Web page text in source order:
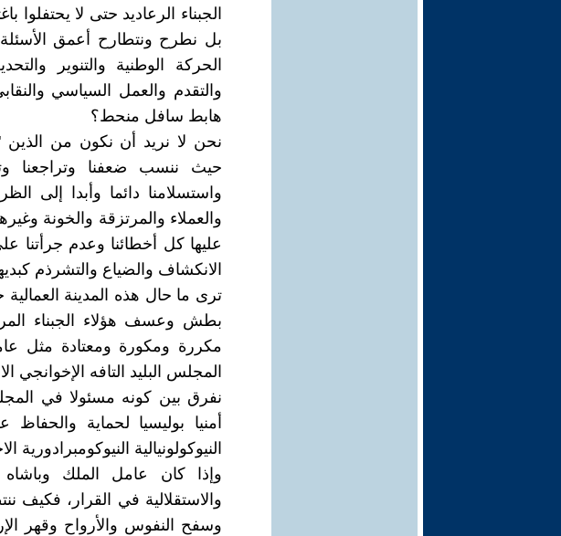
الجبناء الرعاديد حتى لا يحتفلوا
بل نطرح ونتطارح أعمق الأسئلة
الحركة الوطنية والتنوير
والتقدم والعمل السياسي
هابط سافل منحط؟
نحن لا نريد أن نكون من الذين
حيث ننسب ضعفنا وتراجعنا
واستسلامنا دائما وأبدا إلى
والعملاء والمرتزقة والخونة
عليها كل أخطائنا وعدم جرأتنا
الانكشاف والضياع والتشرذم
ترى ما حال هذه المدينة
بطش وعسف هؤلاء الجبناء
مكررة ومكورة ومعتادة مثل
المجلس البليد التافه الإخوانجي
نفرق بين كونه مسئولا في
أمنيا بوليسيا لحماية
النيوكولونيالية النيوكومبرادورية
وإذا كان عامل الملك وباشاه
والاستقلالية في القرار، فكيف
وسفح النفوس والأرواح وقهر